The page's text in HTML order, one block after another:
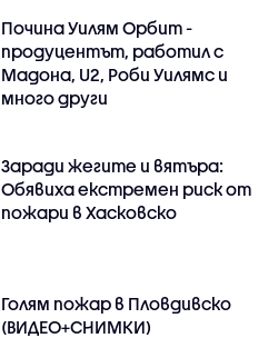
Почина Уилям Орбит -
продуцентът, работил с
Мадона, U2, Роби Уилямс и
много други
Заради жегите и вятъра:
Обявиха екстремен риск от
пожари в Хасковско
Голям пожар в Пловдивско
(ВИДЕО+СНИМКИ)